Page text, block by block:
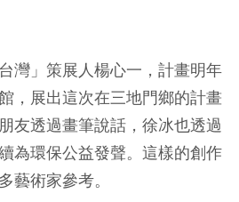
灣」策展人楊心一，計畫明年
，展出這次在三地門鄉的計畫
友透過畫筆說話，徐冰也透過
為環保公益發聲。這樣的創作
藝術家參考。